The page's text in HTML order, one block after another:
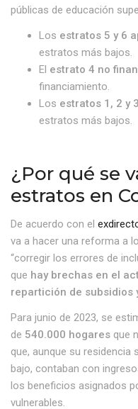
públicas de educación
Los estratos 5 y 6
estratos más bajos.
El estrato 4 no
financiamiento.
Los estratos 1, 2 y
estratos más bajos.
¿Por qué se
estratos en
De acuerdo con el
va a hacer una reforma a
“corregir los errores de
que hay brechas en el
repartición de subsidios
Para junio de 2023, se
de 540.000 hogares que
que, aunque su
bajo, contaban con
los beneficios asignados
vulnerables.